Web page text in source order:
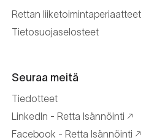
Rettan liiketoimintaperiaatteet
Tietosuojaselosteet
Seuraa meitä
Tiedotteet
LinkedIn - Retta Isännöinti
Facebook - Retta Isännöinti